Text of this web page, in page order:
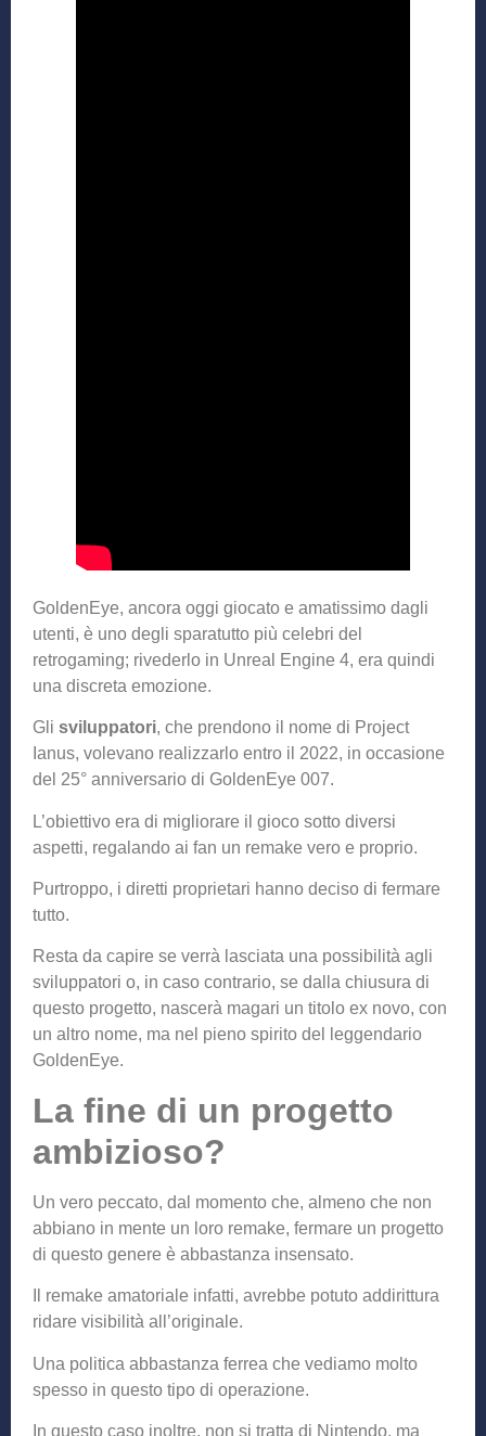
GoldenEye, ancora oggi giocato e amatissimo dagli
utenti, è uno degli sparatutto più celebri del
retrogaming; rivederlo in Unreal Engine 4, era quindi
una discreta emozione.
Gli sviluppatori, che prendono il nome di Project
Ianus, volevano realizzarlo entro il 2022, in occasione
del 25° anniversario di GoldenEye 007.
L’obiettivo era di migliorare il gioco sotto diversi
aspetti, regalando ai fan un remake vero e proprio.
Purtroppo, i diretti proprietari hanno deciso di fermare
tutto.
Resta da capire se verrà lasciata una possibilità agli
sviluppatori o, in caso contrario, se dalla chiusura di
questo progetto, nascerà magari un titolo ex novo, con
un altro nome, ma nel pieno spirito del leggendario
GoldenEye.
La fine di un progetto
ambizioso?
Un vero peccato, dal momento che, almeno che non
abbiano in mente un loro remake, fermare un progetto
di questo genere è abbastanza insensato.
Il remake amatoriale infatti, avrebbe potuto addirittura
ridare visibilità all’originale.
Una politica abbastanza ferrea che vediamo molto
spesso in questo tipo di operazione.
In questo caso inoltre, non si tratta di Nintendo, ma